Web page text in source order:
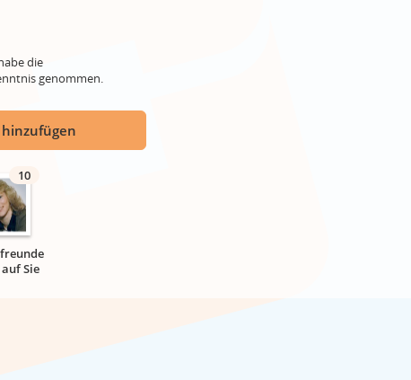
die
genommen.
10
Sie